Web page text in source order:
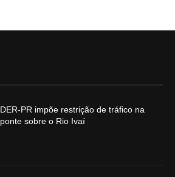
DER-PR impõe restrição de tráfico na
ponte sobre o Rio Ivaí